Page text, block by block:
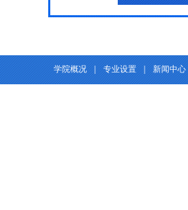
学院概况 ｜ 专业设置 ｜ 新闻中心